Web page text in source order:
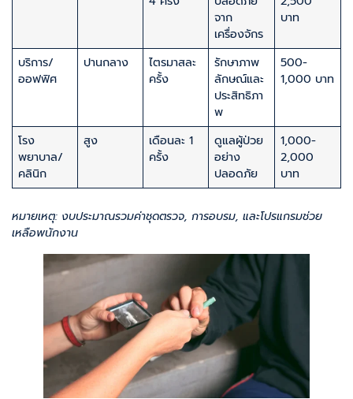
จาก
เครื่องจักร
บาท
บริการ/
ออฟฟิศ
ปานกลาง
ไตรมาสละ
ครั้ง
รักษาภาพ
ลักษณ์และ
ประสิทธิภา
พ
500-
1,000 บาท
โรง
พยาบาล/
คลินิก
สูง
เดือนละ 1
ครั้ง
ดูแลผู้ป่วย
อย่าง
ปลอดภัย
1,000-
2,000
บาท
หมายเหตุ: งบประมาณรวมค่าชุดตรวจ, การอบรม, และโปรแกรมช่วย
เหลือพนักงาน